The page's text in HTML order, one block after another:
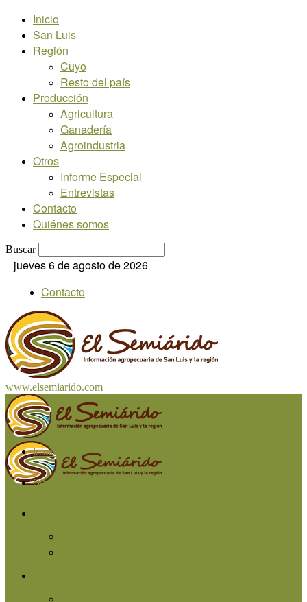
Inicio
San Luis
Región
Cuyo
Resto del país
Producción
Agricultura
Ganadería
Agroindustria
Otros
Informe Especial
Entrevistas
Contacto
Quiénes somos
Buscar
jueves 6 de agosto de 2026
Contacto
www.elsemiarido.com
Inicio
San Luis